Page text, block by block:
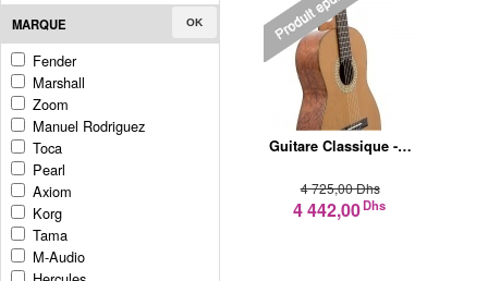
MARQUE OK
Fender
Marshall
Zoom
Manuel Rodriguez
Toca
Pearl
Axiom
Korg
Tama
M-Audio
Guitare Classique -…
4 725,00 Dhs
4 442,00Dhs